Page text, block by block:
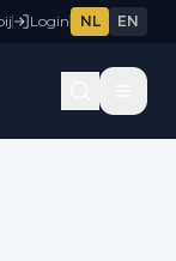
Login NL EN